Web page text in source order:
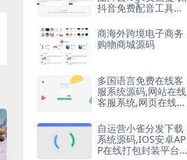
抖音免费配音工具大
商海外跨境电子商务
购物商城源码
多国语言免费在线客
服系统源码,网站在线
客服系统,网页在线客
平台
自运营小雀分发下载
系统源码,IOS安卓AP
P在线打包封装平台,